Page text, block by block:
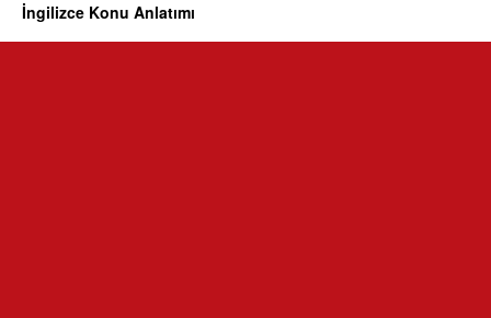
İngilizce Konu Anlatımı